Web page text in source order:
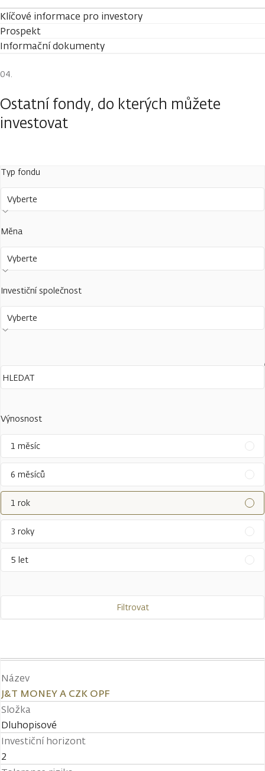
Klíčové informace pro investory
Prospekt
Informační dokumenty
Ostatní fondy, do kterých můžete
investovat
Typ fondu
Vyberte
Měna
Vyberte
Investiční společnost
Vyberte
Výnosnost
1 měsíc
6 měsíců
1 rok
3 roky
5 let
Filtrovat
Název
J&T MONEY A CZK OPF
Složka
Dluhopisové
Investiční horizont
2